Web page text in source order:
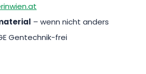
– wenn nicht anders
Gentechnik-frei